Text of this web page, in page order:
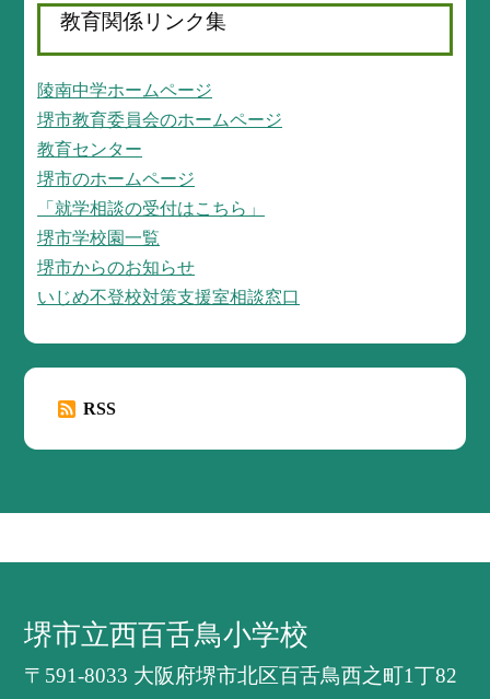
教育関係リンク集
陵南中学ホームページ
堺市教育委員会のホームページ
教育センター
堺市のホームページ
「就学相談の受付はこちら」
堺市学校園一覧
堺市からのお知らせ
いじめ不登校対策支援室相談窓口
RSS
堺市立西百舌鳥小学校
〒591-8033 大阪府堺市北区百舌鳥西之町1丁82